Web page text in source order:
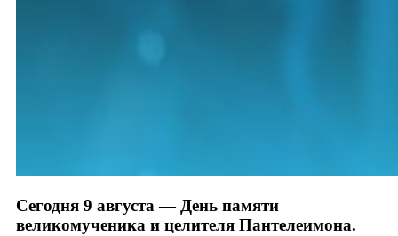
Сегодня 9 августа — День памяти
великомученика и целителя Пантелеимона.